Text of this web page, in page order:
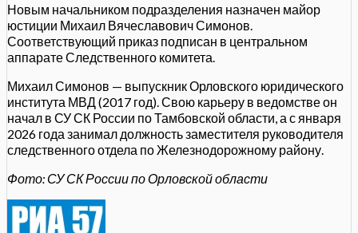
Новым начальником подразделения назначен майор
юстиции Михаил Вячеславович Симонов.
Соответствующий приказ подписан в центральном
аппарате Следственного комитета.
Михаил Симонов — выпускник Орловского юридического
института МВД (2017 год). Свою карьеру в ведомстве он
начал в СУ СК России по Тамбовской области, а с января
2026 года занимал должность заместителя руководителя
следственного отдела по Железнодорожному району.
Фото: СУ СК России по Орловской области